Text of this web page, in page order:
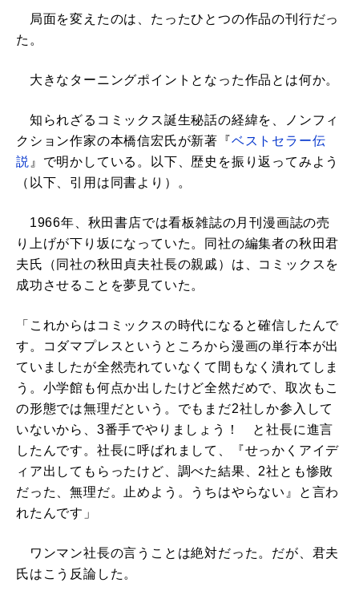
局面を変えたのは、たったひとつの作品の刊行だっ
た。
大きなターニングポイントとなった作品とは何か。
知られざるコミックス誕生秘話の経緯を、ノンフィ
クション作家の本橋信宏氏が新著『ベストセラー伝
説 』で明かしている。以下、歴史を振り返ってみよう
（以下、引用は同書より）。
1966年、秋田書店では看板雑誌の月刊漫画誌の売
り上げが下り坂になっていた。同社の編集者の秋田君
夫氏（同社の秋田貞夫社長の親戚）は、コミックスを
成功させることを夢見ていた。
「これからはコミックスの時代になると確信したんで
す。コダマプレスというところから漫画の単行本が出
ていましたが全然売れていなくて間もなく潰れてしま
う。小学館も何点か出したけど全然だめで、取次もこ
の形態では無理だという。でもまだ2社しか参入して
いないから、3番手でやりましょう！ と社長に進言
したんです。社長に呼ばれまして、『せっかくアイデ
ィア出してもらったけど、調べた結果、2社とも惨敗
だった、無理だ。止めよう。うちはやらない』と言わ
れたんです」
ワンマン社長の言うことは絶対だった。だが、君夫
氏はこう反論した。